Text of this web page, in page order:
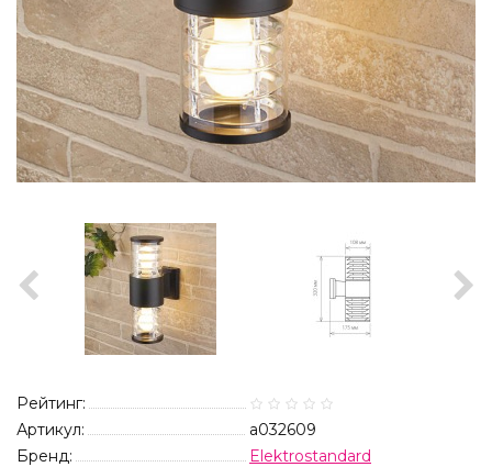
Рейтинг:
Артикул:
a032609
Бренд:
Elektrostandard